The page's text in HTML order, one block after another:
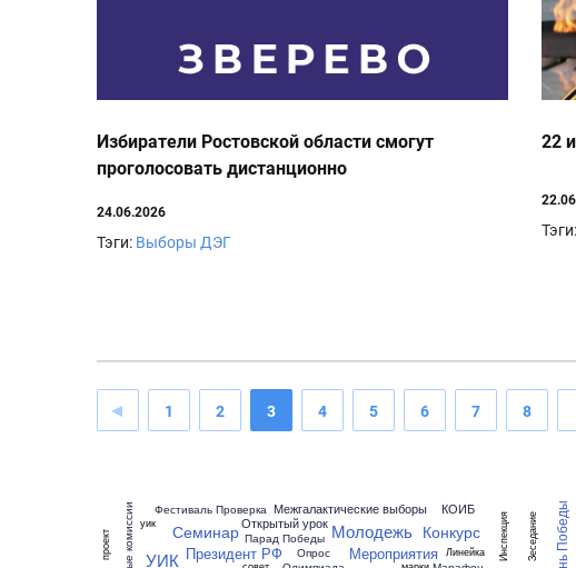
Избиратели Ростовской области смогут
проголосовать дистанционно
24.06.2026
Тэги: Выборы ДЭГ
22
Тэги:
1 2 3 4 5 6 7 8
День Победы
Зеседание
Инспекция
КОИБ
Конкурс
Линейка
Межгалактические выборы
Мероприятия
Молодежь
Опрос
Открытый урок
Парад Победы
Президент РФ
Проверка
Семинар
УИК
Фестиваль
проект
уик